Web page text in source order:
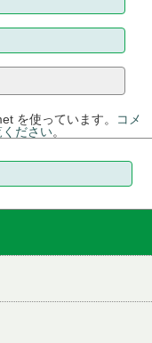
を使っています。
コメ
ださい。